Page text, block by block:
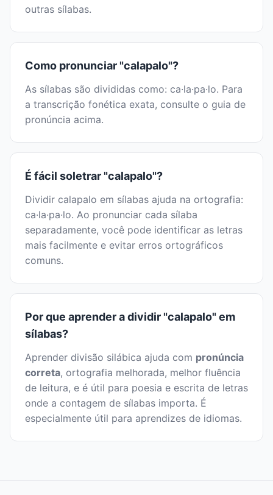
outras sílabas.
Como pronunciar "calapalo"?
As sílabas são divididas como: ca·la·pa·lo. Para
a transcrição fonética exata, consulte o guia de
pronúncia acima.
É fácil soletrar "calapalo"?
Dividir calapalo em sílabas ajuda na ortografia:
ca·la·pa·lo. Ao pronunciar cada sílaba
separadamente, você pode identificar as letras
mais facilmente e evitar erros ortográficos
comuns.
Por que aprender a dividir "calapalo" em
sílabas?
Aprender divisão silábica ajuda com pronúncia
correta, ortografia melhorada, melhor fluência
de leitura, e é útil para poesia e escrita de letras
onde a contagem de sílabas importa. É
especialmente útil para aprendizes de idiomas.